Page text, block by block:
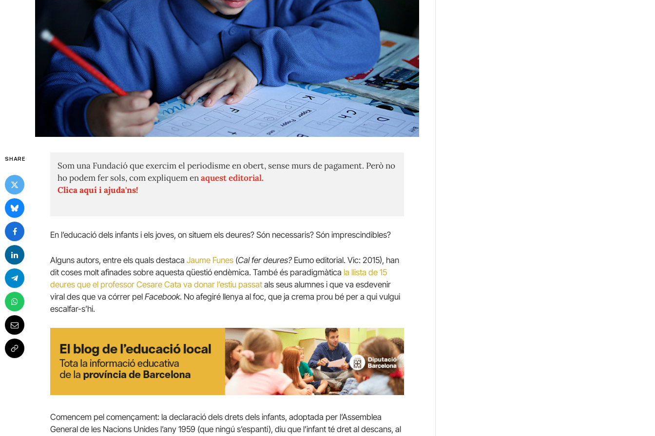
SHARE
Som una Fundació que exercim el periodisme en obert, sense murs de pagament. Però no
ho podem fer sols, com expliquem enaquest editorial.
Clica aquí i ajuda'ns!
En l’educació dels infants i els joves, on situem els deures? Són necessaris? Són imprescindibles?
Alguns autors, entre els quals destaca Jaume Funes (Cal fer deures?Eumo editorial. Vic: 2015), han
dit coses molt afinades sobre aquesta qüestió endèmica. També és paradigmàtica la llista de 15
deures que el professor Cesare Cata va donar l’estiu passat als seus alumnes i que va esdevenir
viral des que va córrer pel Facebook. No afegiré llenya al foc, que ja crema prou bé per a qui vulgui
escalfar-s’hi.
Comencem pel començament: la declaració dels drets dels infants, adoptada per l’Assemblea
General de les Nacions Unides l’any 1959 (que ningú s’espanti), diu que l’infant té dret al descans, al